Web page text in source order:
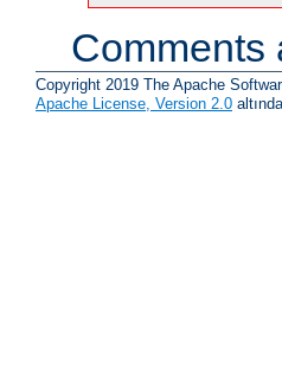
Comments
Copyright 2019 The Apache
Apache License, Version 2.0